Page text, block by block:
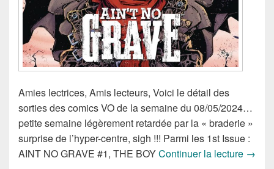
Amies lectrices, Amis lecteurs, Voici le détail des
sorties des comics VO de la semaine du 08/05/2024…
petite semaine légèrement retardée par la « braderie »
surprise de l’hyper-centre, sigh !!! Parmi les 1st Issue :
AINT NO GRAVE #1, THE BOYContinuer la lecture →